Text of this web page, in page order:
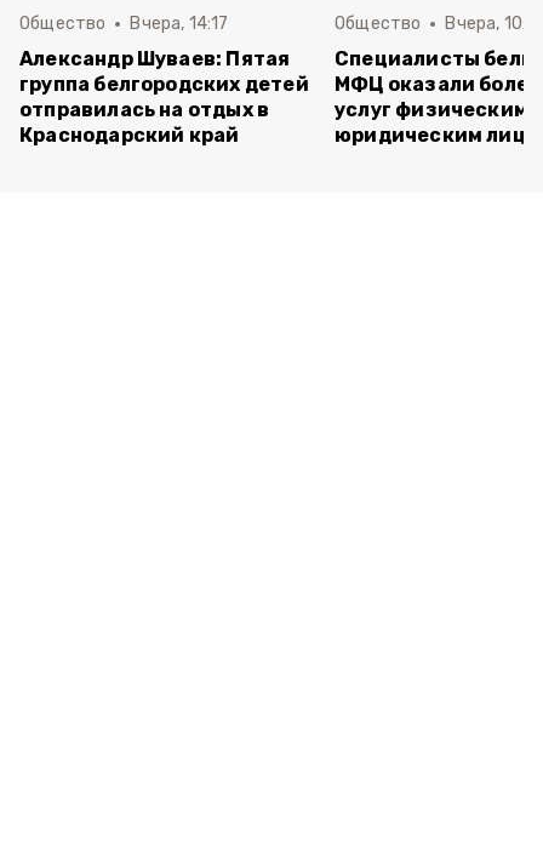
Общество Вчера, 14:17
Александр Шуваев: Пятая
группа белгородских детей
отправилась на отдых в
Краснодарский край
Общество Вчера, 10:17
Специалисты
МФЦ оказали
услуг физическим
юридическим